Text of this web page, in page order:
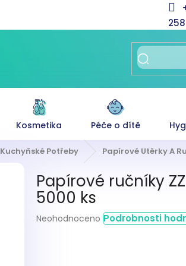
258
Kosmetika Péče o dítě
Kuchyňské Potřeby Papírové Utěrky A
Papírové ručníky
5000 ks
Průměrné
Neohodnoceno Podrobnosti